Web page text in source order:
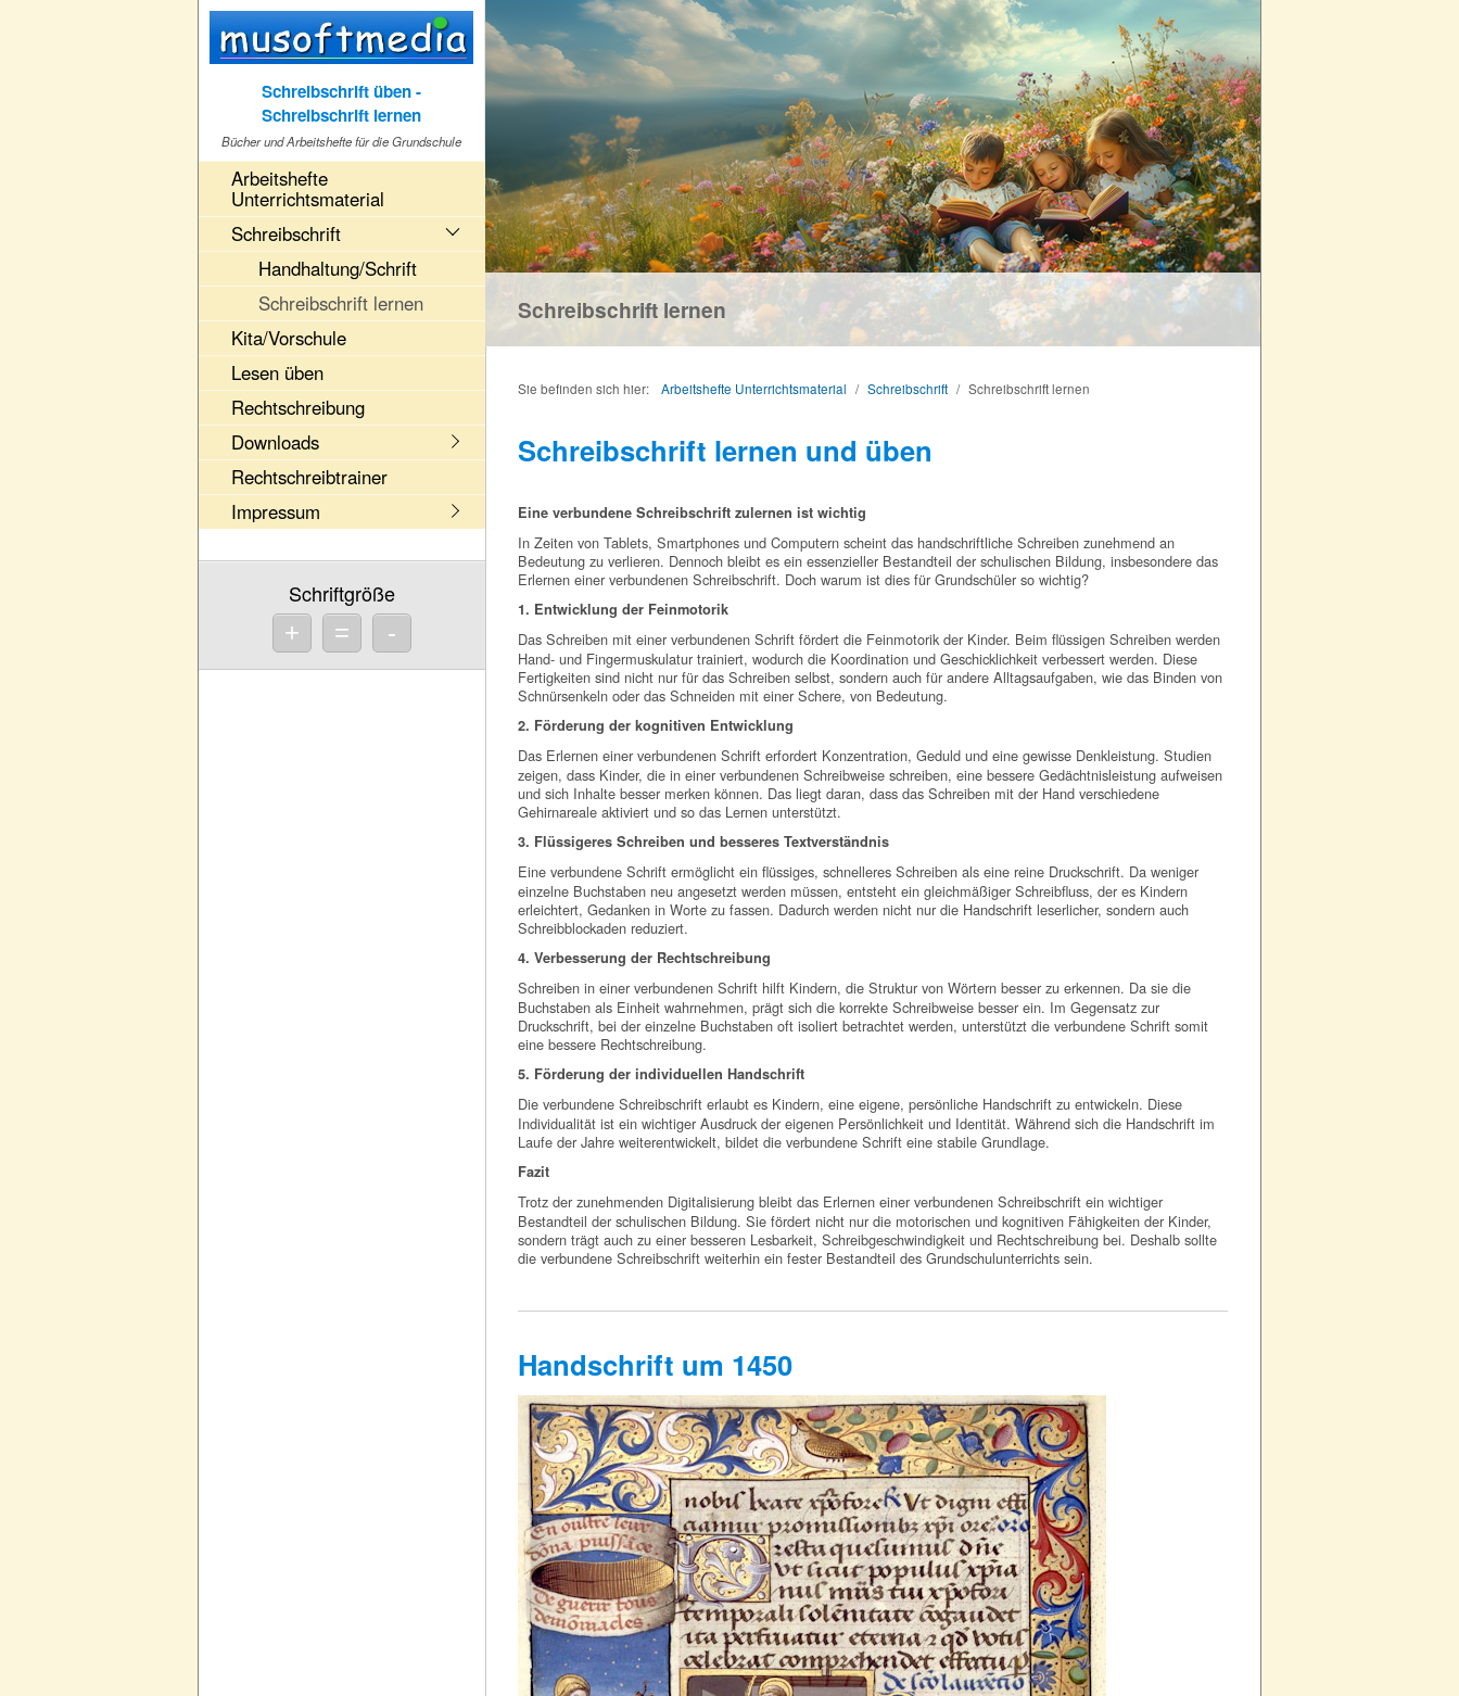
Schreibschrift üben -
Schreibschrift lernen
Bücher und Arbeitshefte für die Grundschule
Arbeitshefte
Unterrichtsmaterial
Schreibschrift
Handhaltung/Schrift
Schreibschrift lernen
Kita/Vorschule
Lesen üben
Rechtschreibung
Downloads
Rechtschreibtrainer
Impressum
Schriftgröße
+ = -
Schreibschrift lernen
Sie befinden sich hier: Arbeitshefte Unterrichtsmaterial / Schreibschrift / Schreibschrift lernen
Schreibschrift lernen und üben
Eine verbundene Schreibschrift zulernen ist wichtig
In Zeiten von Tablets, Smartphones und Computern scheint das handschriftliche Schreiben zunehmend an
Bedeutung zu verlieren. Dennoch bleibt es ein essenzieller Bestandteil der schulischen Bildung, insbesondere das
Erlernen einer verbundenen Schreibschrift. Doch warum ist dies für Grundschüler so wichtig?
1. Entwicklung der Feinmotorik
Das Schreiben mit einer verbundenen Schrift fördert die Feinmotorik der Kinder. Beim flüssigen Schreiben werden
Hand- und Fingermuskulatur trainiert, wodurch die Koordination und Geschicklichkeit verbessert werden. Diese
Fertigkeiten sind nicht nur für das Schreiben selbst, sondern auch für andere Alltagsaufgaben, wie das Binden von
Schnürsenkeln oder das Schneiden mit einer Schere, von Bedeutung.
2. Förderung der kognitiven Entwicklung
Das Erlernen einer verbundenen Schrift erfordert Konzentration, Geduld und eine gewisse Denkleistung. Studien
zeigen, dass Kinder, die in einer verbundenen Schreibweise schreiben, eine bessere Gedächtnisleistung aufweisen
und sich Inhalte besser merken können. Das liegt daran, dass das Schreiben mit der Hand verschiedene
Gehirnareale aktiviert und so das Lernen unterstützt.
3. Flüssigeres Schreiben und besseres Textverständnis
Eine verbundene Schrift ermöglicht ein flüssiges, schnelleres Schreiben als eine reine Druckschrift. Da weniger
einzelne Buchstaben neu angesetzt werden müssen, entsteht ein gleichmäßiger Schreibfluss, der es Kindern
erleichtert, Gedanken in Worte zu fassen. Dadurch werden nicht nur die Handschrift leserlicher, sondern auch
Schreibblockaden reduziert.
4. Verbesserung der Rechtschreibung
Schreiben in einer verbundenen Schrift hilft Kindern, die Struktur von Wörtern besser zu erkennen. Da sie die
Buchstaben als Einheit wahrnehmen, prägt sich die korrekte Schreibweise besser ein. Im Gegensatz zur
Druckschrift, bei der einzelne Buchstaben oft isoliert betrachtet werden, unterstützt die verbundene Schrift somit
eine bessere Rechtschreibung.
5. Förderung der individuellen Handschrift
Die verbundene Schreibschrift erlaubt es Kindern, eine eigene, persönliche Handschrift zu entwickeln. Diese
Individualität ist ein wichtiger Ausdruck der eigenen Persönlichkeit und Identität. Während sich die Handschrift im
Laufe der Jahre weiterentwickelt, bildet die verbundene Schrift eine stabile Grundlage.
Fazit
Trotz der zunehmenden Digitalisierung bleibt das Erlernen einer verbundenen Schreibschrift ein wichtiger
Bestandteil der schulischen Bildung. Sie fördert nicht nur die motorischen und kognitiven Fähigkeiten der Kinder,
sondern trägt auch zu einer besseren Lesbarkeit, Schreibgeschwindigkeit und Rechtschreibung bei. Deshalb sollte
die verbundene Schreibschrift weiterhin ein fester Bestandteil des Grundschulunterrichts sein.
Handschrift um 1450